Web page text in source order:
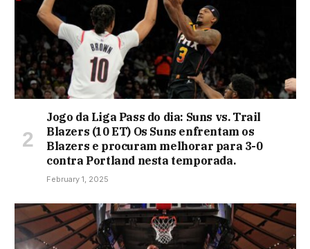
Jogo da Liga Pass do dia: Suns vs. Trail
Blazers (10 ET) Os Suns enfrentam os
Blazers e procuram melhorar para 3-0
contra Portland nesta temporada.
February 1, 2025